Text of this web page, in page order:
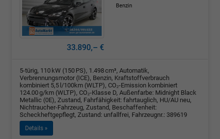
Benzin
33.890,– €
5-türig, 110 kW (150 PS), 1.498 cm³, Automatik,
Verbrennungsmotor (ICE), Benzin, Kraftstoffverbrauch
kombiniert 5,5 l/100km (WLTP), CO₂-Emission kombiniert
124.00 g/km (WLTP), CO₂-Klasse D, Außenfarbe: Midnight Black
Metallic (0E), Zustand, Fahrfähigkeit: fahrtauglich, HU/AU neu,
Nichtraucher-Fahrzeug, Zustand, Beschaffenheit:
Scheckheftgepflegt, Zustand: unfallfrei, Fahrzeugnr.: 389619
Details »